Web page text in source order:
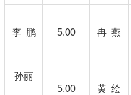
李 鹏 5.00 冉 燕
孙丽
5.00 黄 绘